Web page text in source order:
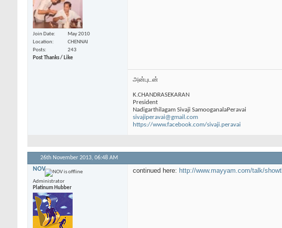
Join Date
May 2010
Location
CHENNAI
Posts
243
Post Thanks / Like
அன்புடன்
K.CHANDRASEKARAN
President
Nadigarthilagam Sivaji SamooganalaPeravai
sivajiperavai@gmail.com
https://www.facebook.com/sivaji.peravai
26th November 2013, 06:48 AM
NOV
Administrator
Platinum Hubber
continued here: http://www.mayyam.com/talk/